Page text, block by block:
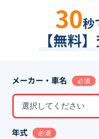
30秒
【無料
メーカー・車名 必須
選択してください
年式 必須